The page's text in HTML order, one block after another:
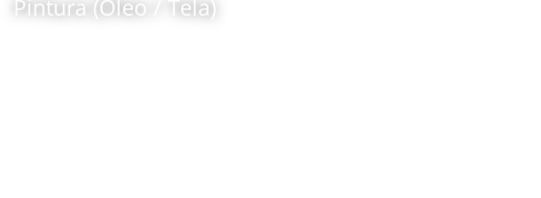
Pintura (Óleo / Tela)